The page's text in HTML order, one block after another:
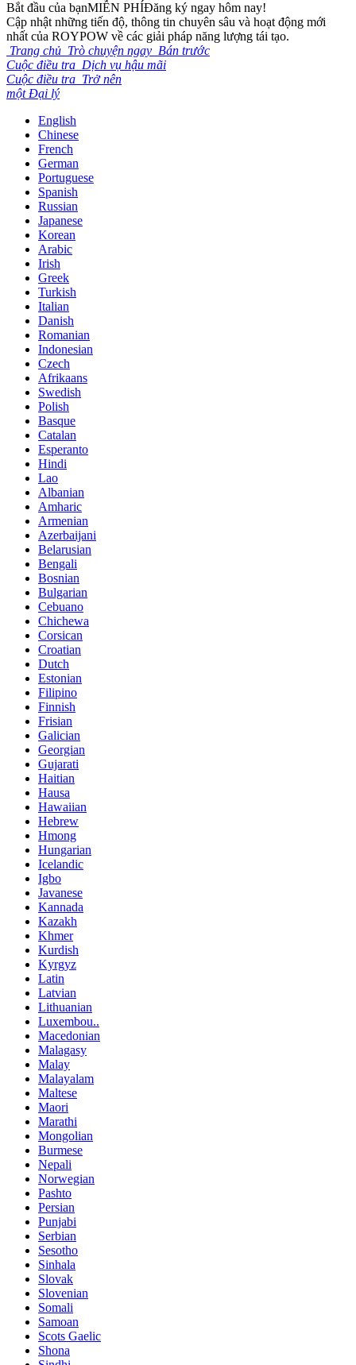
Bắt đầu của bạnMIỄN PHÍĐăng ký ngay hôm nay!
Cập nhật những tiến độ, thông tin chuyên sâu và hoạt động mới
nhất của ROYPOW về các giải pháp năng lượng tái tạo.
Trang chủ Trò chuyện ngay Bán trước
Cuộc điều tra Dịch vụ hậu mãi
Cuộc điều tra Trở nên
một Đại lý
English
Chinese
French
German
Portuguese
Spanish
Russian
Japanese
Korean
Arabic
Irish
Greek
Turkish
Italian
Danish
Romanian
Indonesian
Czech
Afrikaans
Swedish
Polish
Basque
Catalan
Esperanto
Hindi
Lao
Albanian
Amharic
Armenian
Azerbaijani
Belarusian
Bengali
Bosnian
Bulgarian
Cebuano
Chichewa
Corsican
Croatian
Dutch
Estonian
Filipino
Finnish
Frisian
Galician
Georgian
Gujarati
Haitian
Hausa
Hawaiian
Hebrew
Hmong
Hungarian
Icelandic
Igbo
Javanese
Kannada
Kazakh
Khmer
Kurdish
Kyrgyz
Latin
Latvian
Lithuanian
Luxembou..
Macedonian
Malagasy
Malay
Malayalam
Maltese
Maori
Marathi
Mongolian
Burmese
Nepali
Norwegian
Pashto
Persian
Punjabi
Serbian
Sesotho
Sinhala
Slovak
Slovenian
Somali
Samoan
Scots Gaelic
Shona